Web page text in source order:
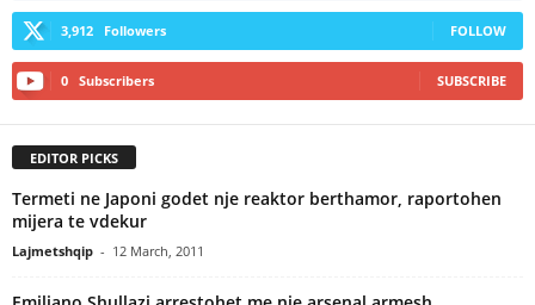
3,912 Followers FOLLOW
0 Subscribers SUBSCRIBE
EDITOR PICKS
Termeti ne Japoni godet nje reaktor berthamor, raportohen
mijera te vdekur
Lajmetshqip - 12 March, 2011